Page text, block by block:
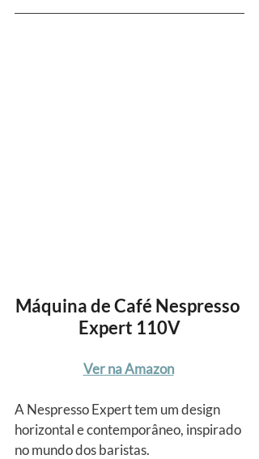
Máquina de Café Nespresso
Expert 110V
Ver na Amazon
A Nespresso Expert tem um design
horizontal e contemporâneo, inspirado
no mundo dos baristas.